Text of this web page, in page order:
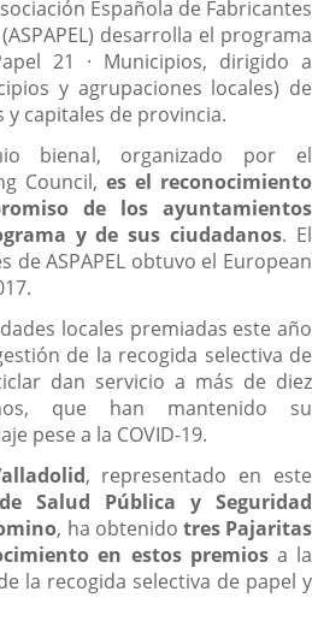
Española de Fabricantes
desarrolla el programa
21 · Municipios, dirigido a
y agrupaciones locales) de
y capitales de provincia.
bienal, organizado por el
Council, es el reconocimiento
de los ayuntamientos
y de sus ciudadanos. El
de ASPAPEL obtuvo el European
locales premiadas este año
de la recogida selectiva de
dan servicio a más de diez
que han mantenido su
pese a la COVID-19.
, representado en este
Salud Pública y Seguridad
, ha obtenido tres Pajaritas
en estos premiosa la
la recogida selectiva de papel y